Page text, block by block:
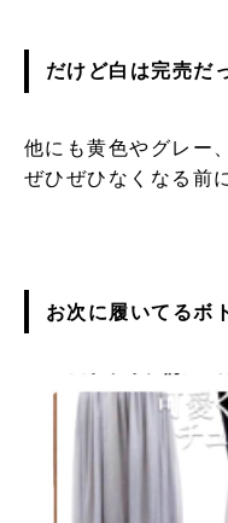
だけど白は完売だ
他にも黄色やグレー
ぜひぜひなくなる前
お次に履いてるボ